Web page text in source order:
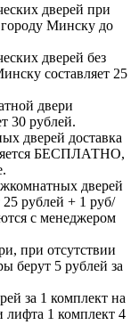
дверей при
Минску до
дверей без
составляет 25
двери
30 рублей.
дверей доставка
БЕСПЛАТНО,
дверей
рублей + 1 руб/
с менеджером
при отсутствии
берут 5 рублей за
за 1 комплект на
лифта 1 комплект 4